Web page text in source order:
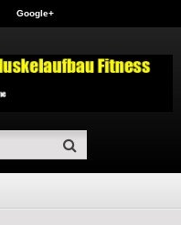
Google+